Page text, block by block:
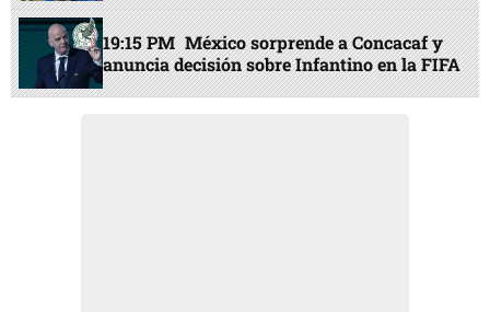
19:15 PM México sorprende a Concacaf y
anuncia decisión sobre Infantino en la FIFA